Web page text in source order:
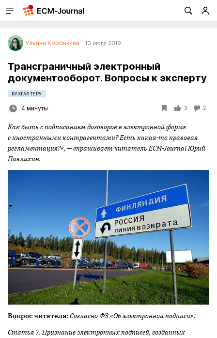
Ульяна Коровкина 10 июля 2019
Трансграничный электронный
документооборот. Вопросы к эксперту
БУХГАЛТЕРУ
4 минуты 3 2
Как быть с подписанием договоров в электронной форме
с иностранными контрагентами? Есть какая-то правовая
регламентация?«, — спрашивает читатель ECM-Journal Юрий
Павлихин.
Вопрос читателя:Согласно ФЗ «Об электронной подписи»:
Статья 7. Признание электронных подписей, созданных